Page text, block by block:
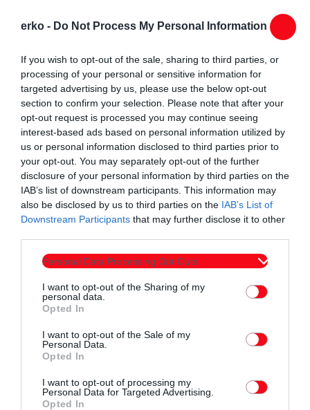
erko - Do Not Process My Personal Information
If you wish to opt-out of the sale, sharing to third parties, or
processing of your personal or sensitive information for
targeted advertising by us, please use the below opt-out
section to confirm your selection. Please note that after your
opt-out request is processed you may continue seeing
interest-based ads based on personal information utilized by
us or personal information disclosed to third parties prior to
your opt-out. You may separately opt-out of the further
disclosure of your personal information by third parties on the
IAB’s list of downstream participants. This information may
also be disclosed by us to third parties on the IAB’s List of
Downstream Participants that may further disclose it to other
Personal Data Processing Opt Outs
I want to opt-out of the Sharing of my
personal data.
Opted In
I want to opt-out of the Sale of my
Personal Data.
Opted In
I want to opt-out of processing my
Personal Data for Targeted Advertising.
Opted In
ΕΙΔΗΣΕΙΣ
Όσα συμβαίνουν σήμερα στην Κομοτηνή & τη
Θράκη | Δελτίο Ειδήσεων – Ράδιο ΕΡΚΟ με
την Έλενα Κωνσταντίνου»
05/08/2026 12:00 ΠΜ